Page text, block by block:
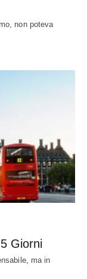
non poteva
Giorni
ma in